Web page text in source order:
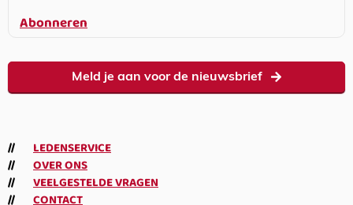
Abonneren
Meld je aan voor de nieuwsbrief
LEDENSERVICE
OVER ONS
VEELGESTELDE VRAGEN
CONTACT